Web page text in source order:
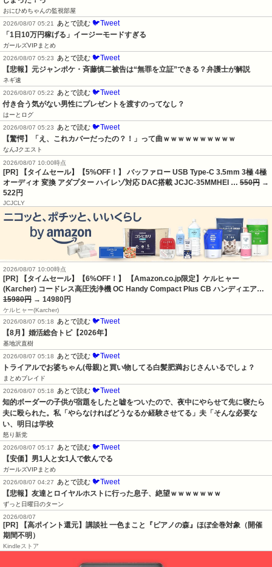
おにひめちゃんの監視部屋
2026/08/07 05:21
あとで読む 🐦Tweet
「1日10万円稼げる」イージーモードすぎる
ガールズVIPまとめ
2026/08/07 05:23
あとで読む 🐦Tweet
【悲報】元ジャンポケ・斉藤慎二被告は“無罪を立証”できる？弁護士が解説
ネギ速
2026/08/07 05:22
あとで読む 🐦Tweet
付き合う気がない男性にプレゼントを渡すのってなし？
はーとログ
2026/08/07 05:23
あとで読む 🐦Tweet
【驚愕】「え、これカバーだったの？！」って曲ｗｗｗｗｗｗｗｗｗｗ
なんJクエスト
2026/08/07 10:00時点
[PR] 【タイムセール】【5%OFF！】 バッファロー USB Type-C 3.5mm 3極 4極
オーディオ 変換 アダプター ハイレゾ対応 DAC搭載 JCJC-35MMHEI … 550円 →
522円
JCJCLY
2026/08/07 10:00時点
[PR] 【タイムセール】【6%OFF！】 【Amazon.co.jp限定】ケルヒャー
(Karcher) コードレス高圧洗浄機 OC Handy Compact Plus CB ハンディエア…
15980円 → 14980円
ケルヒャー(Karcher)
2026/08/07 05:18
あとで読む 🐦Tweet
【8月】婚活総合トピ【2026年】
基地沢直樹
2026/08/07 05:18
あとで読む 🐦Tweet
トライアルでお婆ちゃん(母親)と買い物してる白髪肥満おじさんいるでしょ？
まとめブレイド
2026/08/07 05:18
あとで読む 🐦Tweet
知的ボーダーの子供が宿題をしたと嘘をついたので、夜中にやらせて先に寝たら
夫に殴られた。私「やらなければどうなるか経験させてる」夫「そんな必要な
い、明日は学校
怒り新党
2026/08/07 05:17
あとで読む 🐦Tweet
【安価】男1人と女1人で飲んでる
ガールズVIPまとめ
2026/08/07 04:27
あとで読む 🐦Tweet
【悲報】友達とロイヤルホストに行った息子、絶望ｗｗｗｗｗｗｗ
ずっと日曜日のターン
2026/08/07
[PR]
【高ポイント還元】講談社 一色まこと『ピアノの森』ほぼ全巻対象（開催
期間不明）
Kindleストア